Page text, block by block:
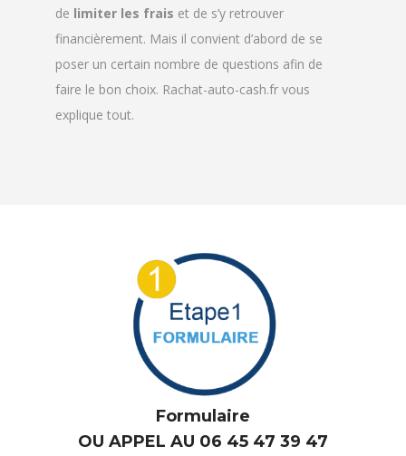
poser un certain nombre de questions afin de
faire le bon choix. Rachat-auto-cash.fr vous
explique tout.
OU APPEL AU 06 45 47 39 47
L’estimation se fait sur notre site internet grâce au